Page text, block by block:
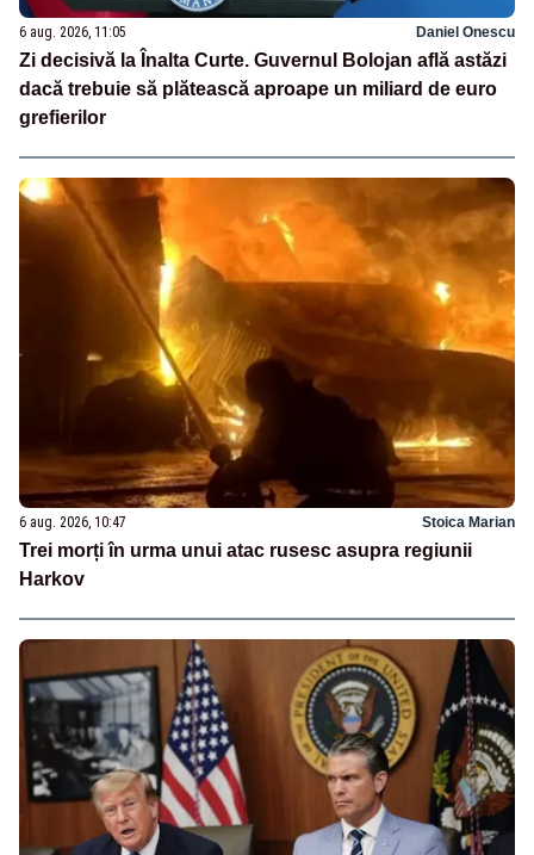
6 aug. 2026, 11:05 Daniel Onescu
Zi decisivă la Înalta Curte. Guvernul Bolojan află astăzi
dacă trebuie să plătească aproape un miliard de euro
grefierilor
6 aug. 2026, 10:47 Stoica Marian
Trei morți în urma unui atac rusesc asupra regiunii
Harkov